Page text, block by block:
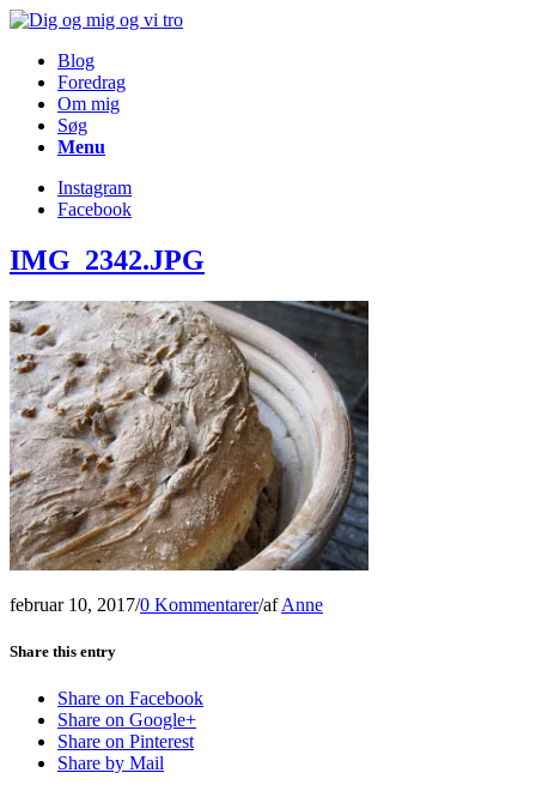
Blog
Foredrag
Om mig
Søg
Menu
Instagram
Facebook
IMG_2342.JPG
februar 10, 2017/0 Kommentarer/afAnne
Share this entry
Share on Facebook
Share on Google+
Share on Pinterest
Share by Mail